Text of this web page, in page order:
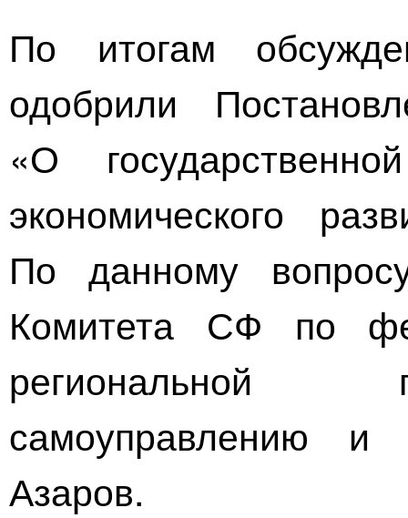
По итогам
одобрили
«О
экономического
По данному
Комитета СФ по
региональной
самоуправлению
Азаров.